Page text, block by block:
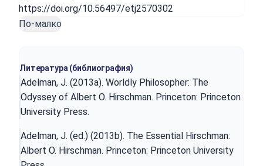
https://doi.org/10.56497/etj2570302
По-малко
Литература (библиография)
Adelman, J. (2013a). Worldly Philosopher: The
Odyssey of Albert O. Hirschman. Princeton: Princeton
University Press.
Adelman, J. (ed.) (2013b). The Essential Hirschman:
Albert O. Hirschman. Princeton: Princeton University